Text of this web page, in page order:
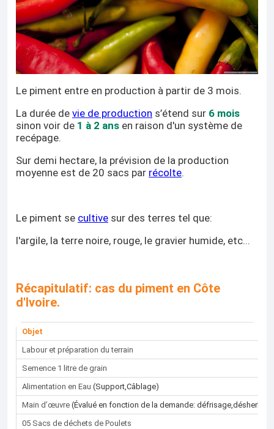
Le piment entre en production à partir de 3 mois.
La durée de vie de production s’étend sur 6 mois
sinon voir de 1 à 2 ans en raison d'un système de
recépage.
Sur demi hectare, la prévision de la production
moyenne est de 20 sacs par récolte.
Le piment se cultive sur des terres tel que:
l'argile, la terre noire, rouge, le gravier humide, etc...
Récapitulatif: cas du piment en Côte
d'Ivoire.
Objet
Labour et préparation du terrain
Semence 1 litre de grain
Alimentation en Eau (Support,Câblage)
Main d’œuvre (Évalué en fonction de la demande:
05 Sacs de déchets de Poulets